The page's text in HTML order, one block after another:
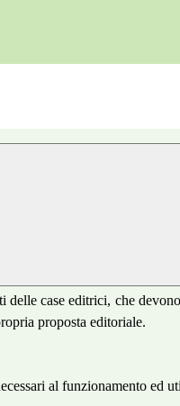
case editrici, che
proposta editoriale.
al funzionamento ed